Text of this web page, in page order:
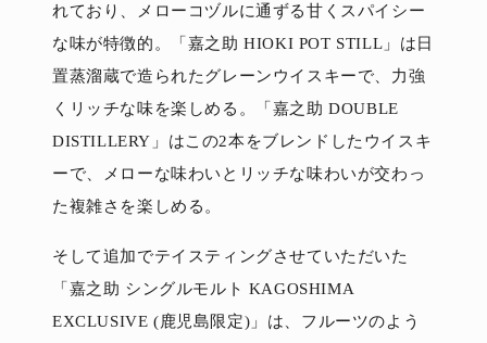
れており、メローコヅルに通ずる甘くスパイシー
な味が特徴的。「嘉之助 HIOKI POT STILL」は日
置蒸溜蔵で造られたグレーンウイスキーで、力強
くリッチな味を楽しめる。「嘉之助 DOUBLE
DISTILLERY」はこの2本をブレンドしたウイスキ
ーで、メローな味わいとリッチな味わいが交わっ
た複雑さを楽しめる。
そして追加でテイスティングさせていただいた
「嘉之助 シングルモルト KAGOSHIMA
EXCLUSIVE (鹿児島限定)」は、フルーツのよう